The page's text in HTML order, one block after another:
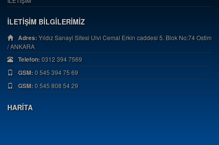
İLETİŞİM BİLGİLERİMİZ
Adres:Yıldız Sanayi Sitesi Ulvi Cemal Erkin caddesi 5. Blok No:74 Ostim
/ ANKARA
Telefon:0312 394 7569
GSM:0 545 394 75 69
GSM:0 545 808 54 29
HARİTA